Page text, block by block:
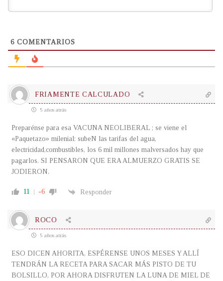
6 COMENTARIOS
FRIAMENTE CALCULADO
5 años atrás
Preparénse para esa VACUNA NEOLIBERAL ; se viene el
«Paquetazo» milenial: subeN las tarifas del agua,
electricidad,combustibles, los 6 mil millones malversados hay que
pagarlos. SI PENSARON QUE ERA ALMUERZO GRATIS SE
JODIERON.
11 -6 Responder
ROCO
5 años atrás
ESO DICEN AHORITA, ESPÉRENSE UNOS MESES Y ALLÍ
TENDRÁN LA RECETA PARA SACAR MÁS PISTO DE TU
BOLSILLO, POR AHORA DISFRUTEN LA LUNA DE MIEL DE